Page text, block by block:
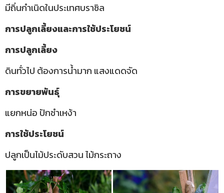
มีถิ่นกำเนิดในประเทศบราซิล
การปลูกเลี้ยงและการใช้ประโยชน์
การปลูกเลี้ยง
ดินทั่วไป ต้องการน้ำมาก แสงแดดจัด
การขยายพันธุ์
แยกหน่อ ปักชำเหง้า
การใช้ประโยชน์
ปลูกเป็นไม้ประดับสวน ไม้กระถาง